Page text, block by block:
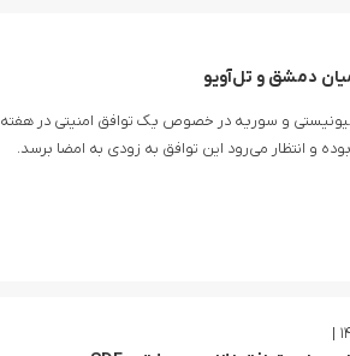
دمشق و تل‌آویو
و سوریه در خصوص یک توافق امنیتی در
و انتظار می‌رود این توافق به زودی به امضا برسد.